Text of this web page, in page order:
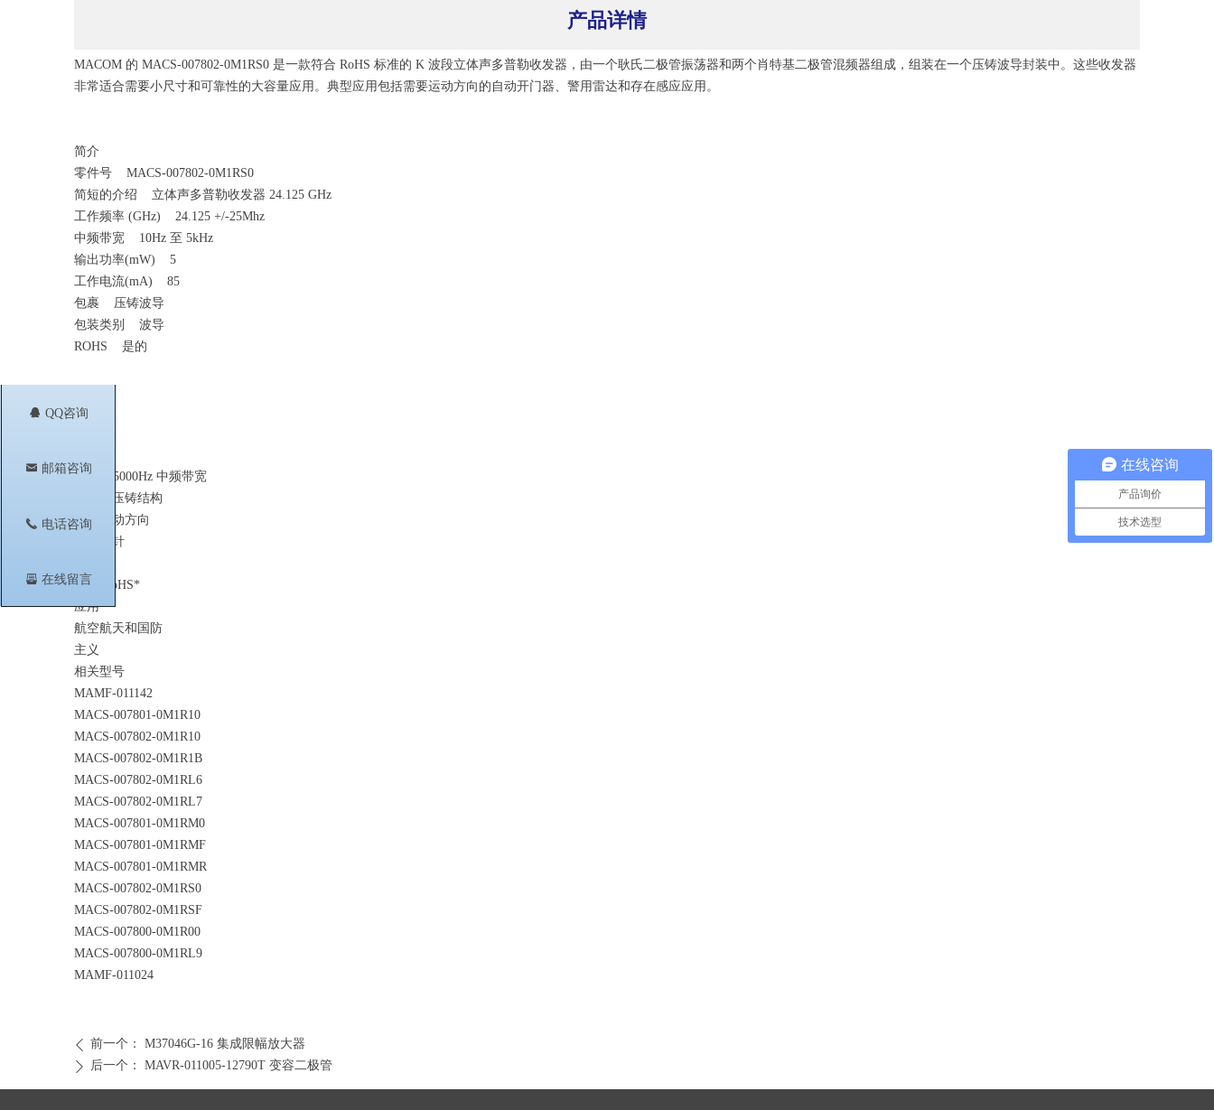
뀩 QQ咨询
낂 邮箱咨询
끅 电话咨询
뀣 在线留言
MACOM 的 MACS-007802-0M1RS0 是一款符合 RoHS 标准的 K 波段立体声多普勒收发器，由一个耿氏二极管振荡器和两个肖特基二极管混频器组成，组装在一个压铸波导封装中。这些收发器
非常适合需要小尺寸和可靠性的大容量应用。典型应用包括需要运动方向的自动开门器、警用雷达和存在感应应用。
简介
零件号 MACS-007802-0M1RS0
简短的介绍 立体声多普勒收发器 24.125 GHz
工作频率 (GHz) 24.125 +/-25Mhz
中频带宽 10Hz 至 5kHz
输出功率(mW) 5
工作电流(mA) 85
包裹 压铸波导
包装类别 波导
ROHS 是的
10Hz - 5000Hz 中频带宽
坚固的压铸结构
检测运动方向
镀金焊针
符合 RoHS*
应用
航空航天和国防
主义
相关型号
MAMF-011142
MACS-007801-0M1R10
MACS-007802-0M1R10
MACS-007802-0M1R1B
MACS-007802-0M1RL6
MACS-007802-0M1RL7
MACS-007801-0M1RM0
MACS-007801-0M1RMF
MACS-007801-0M1RMR
MACS-007802-0M1RS0
MACS-007802-0M1RSF
MACS-007800-0M1R00
MACS-007800-0M1RL9
MAMF-011024
产品详情
ꄴ 前一个： M37046G-16 集成限幅放大器
ꄲ 后一个： MAVR-011005-12790T 变容二极管
在线咨询
产品询价
技术选型